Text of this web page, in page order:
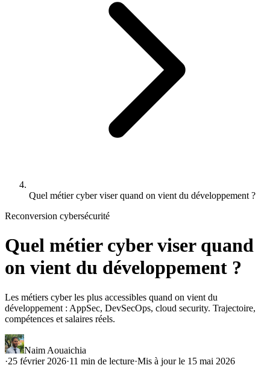
Quel métier cyber viser quand on vient du développement ?
Reconversion cybersécurité
Quel métier cyber viser quand
on vient du développement ?
Les métiers cyber les plus accessibles quand on vient du
développement : AppSec, DevSecOps, cloud security. Trajectoire,
compétences et salaires réels.
Naim Aouaichia
·25 février 2026·11 min de lecture·Mis à jour le 15 mai 2026